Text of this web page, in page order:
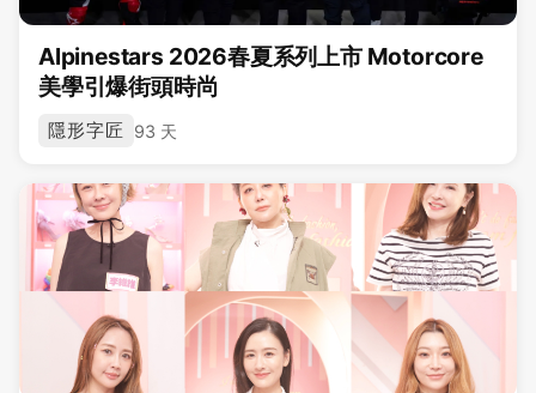
Alpinestars 2026春夏系列上市 Motorcore
美學引爆街頭時尚
隱形字匠 93 天